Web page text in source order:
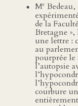
Me Bedeau,
de la
Bretagne
une lettre :
au
pourprée le
l’autopsie
courbure